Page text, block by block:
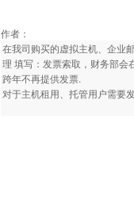
作者：
在我司购买的虚拟主机、企业
理 填写：发票索取，财务部会
跨年不再提供发票.
对于主机租用、托管用户需要